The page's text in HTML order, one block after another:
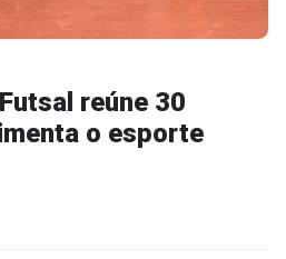
reúne 30
o esporte